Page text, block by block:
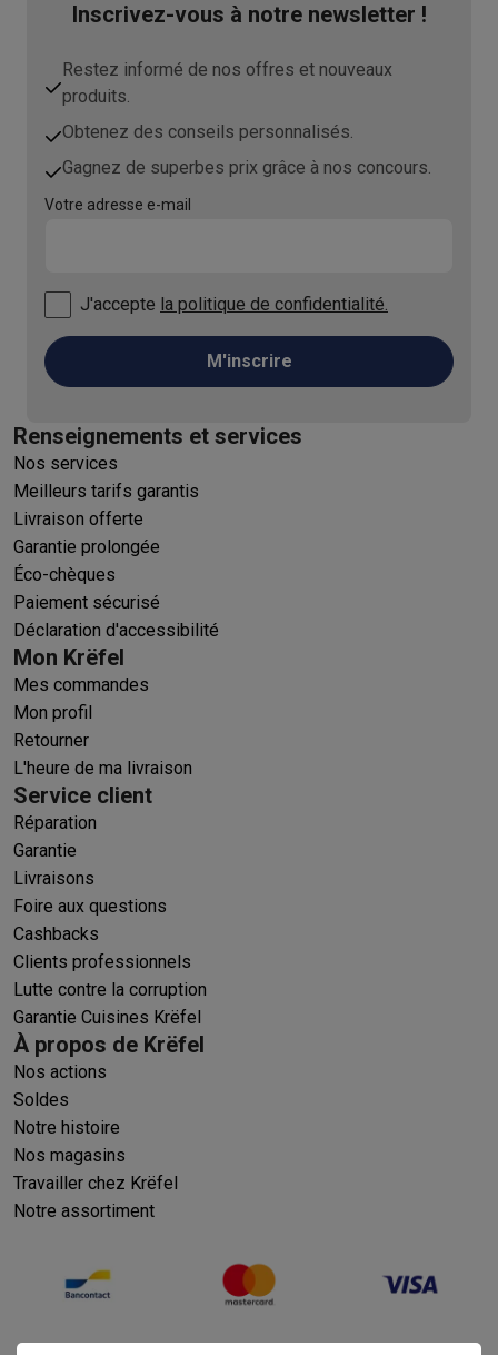
Inscrivez-vous à notre newsletter !
Restez informé de nos offres et nouveaux
produits.
Obtenez des conseils personnalisés.
Gagnez de superbes prix grâce à nos concours.
Votre adresse e-mail
J'accepte la politique de confidentialité.
M'inscrire
Renseignements et services
Nos services
Meilleurs tarifs garantis
Livraison offerte
Garantie prolongée
Éco-chèques
Paiement sécurisé
Déclaration d'accessibilité
Mon Krëfel
Mes commandes
Mon profil
Retourner
L'heure de ma livraison
Service client
Réparation
Garantie
Livraisons
Foire aux questions
Cashbacks
Clients professionnels
Lutte contre la corruption
Garantie Cuisines Krëfel
À propos de Krëfel
Nos actions
Soldes
Notre histoire
Nos magasins
Travailler chez Krëfel
Notre assortiment